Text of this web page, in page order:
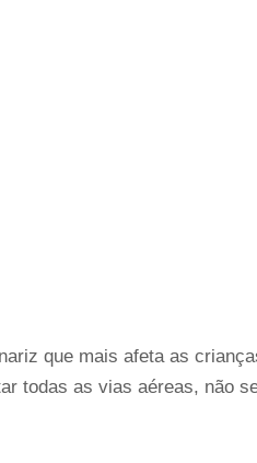
que mais afeta as
todas as vias aéreas, não